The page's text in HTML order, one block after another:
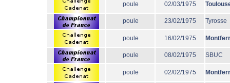
poule 02/03/1975
poule 23/02/1975 Tyrosse
poule 16/02/1975
poule 08/02/1975 SBUC
poule 02/02/1975